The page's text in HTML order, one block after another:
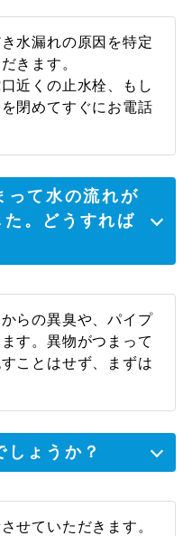
いてどうしようか
が、すぐに来てくれ
助かりました。あり
様
水漏れの原因を特定
きます。
近くの止水栓、もし
閉めてすぐにお電話
って水の流れが
。どうすれば
らの異臭や、パイプ
す。異物がつまって
ことはせず、まずは
ょうか？
せていただきます。